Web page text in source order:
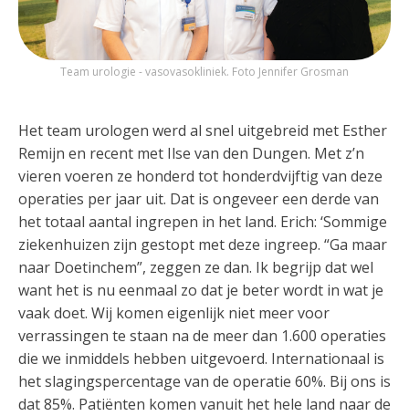
Team urologie - vasovasokliniek. Foto Jennifer Grosman
Het team urologen werd al snel uitgebreid met Esther
Remijn en recent met Ilse van den Dungen. Met z’n
vieren voeren ze honderd tot honderdvijftig van deze
operaties per jaar uit. Dat is ongeveer een derde van
het totaal aantal ingrepen in het land. Erich: ‘Sommige
ziekenhuizen zijn gestopt met deze ingreep. “Ga maar
naar Doetinchem”, zeggen ze dan. Ik begrijp dat wel
want het is nu eenmaal zo dat je beter wordt in wat je
vaak doet. Wij komen eigenlijk niet meer voor
verrassingen te staan na de meer dan 1.600 operaties
die we inmiddels hebben uitgevoerd. Internationaal is
het slagingspercentage van de operatie 60%. Bij ons is
dat 85%. Patiënten komen vanuit het hele land naar de